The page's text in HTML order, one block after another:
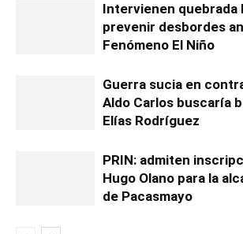
Intervienen quebrada
prevenir desbordes
Fenómeno El Niño
Guerra sucia en
Aldo Carlos buscaría
Elías Rodríguez
PRIN: admiten
Hugo Olano para la
de Pacasmayo